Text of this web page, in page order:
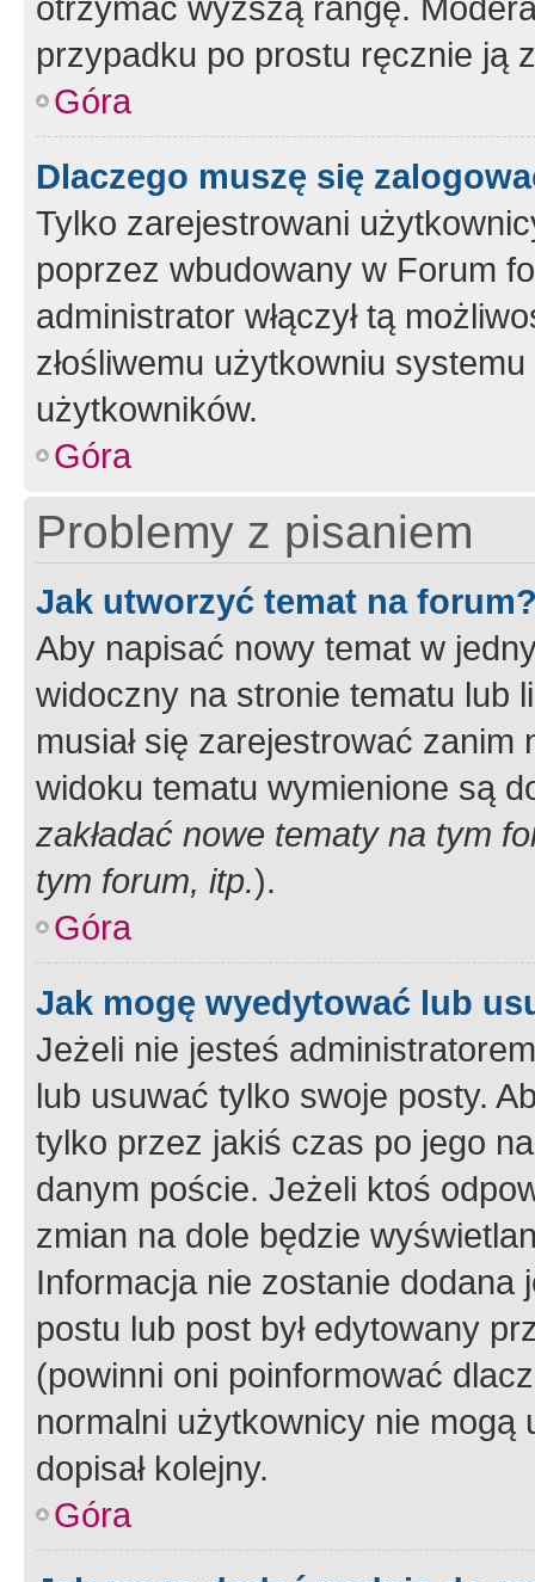
przypadku po prostu ręcznie ją
Góra
Dlaczego muszę się
Tylko zarejestrowani
poprzez wbudowany w Forum
administrator włączył tą
złośliwemu użytkowniu
użytkowników.
Góra
Problemy z pisaniem
Jak utworzyć temat na
Aby napisać nowy temat w
widoczny na stronie tematu lub
musiał się zarejestrować
widoku tematu wymienione są
zakładać nowe tematy na tym
tym forum, itp.).
Góra
Jak mogę wyedytować lub
Jeżeli nie jesteś
lub usuwać tylko swoje posty.
tylko przez jakiś czas po jego
danym poście. Jeżeli ktoś
zmian na dole będzie
Informacja nie zostanie dodana
postu lub post był edytowany
(powinni oni poinformować
normalni użytkownicy nie
dopisał kolejny.
Góra